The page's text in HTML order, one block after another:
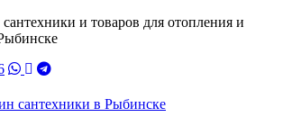
и товаров для отопления и